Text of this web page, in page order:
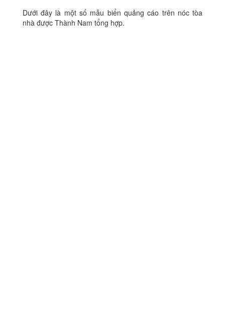
Dưới đây là một số mẫu biển quảng cáo trên nóc tòa
nhà được Thành Nam tổng hợp.